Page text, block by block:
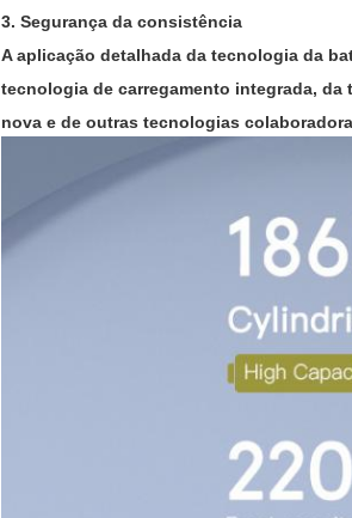
3. Segurança da consistência
A aplicação detalhada da tecnologia da
tecnologia de carregamento integrada,
nova e de outras tecnologias